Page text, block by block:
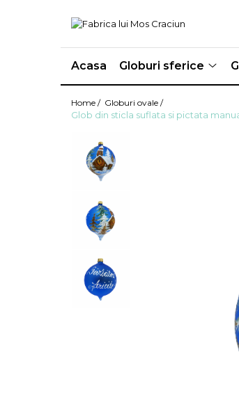
Martha Stewart
Acasa Globuri sferice
Home / Globuri ovale /
Glob din sticla suflata si pictata